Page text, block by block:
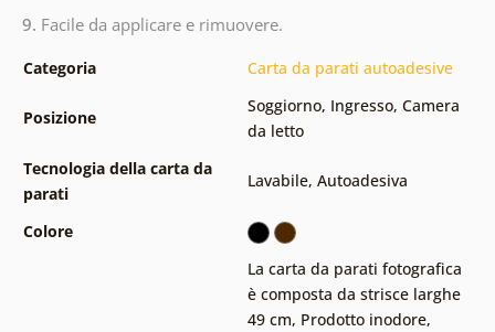
9. Facile da applicare e rimuovere.
Categoria Carta da parati autoadesive
Posizione
Soggiorno, Ingresso, Camera
da letto
Tecnologia della carta da
parati
Lavabile, Autoadesiva
Colore
La carta da parati fotografica
è composta da strisce larghe
49 cm, Prodotto inodore,